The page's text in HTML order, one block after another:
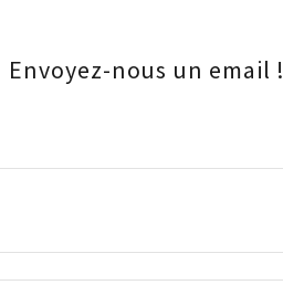
Envoyez-nous un email !